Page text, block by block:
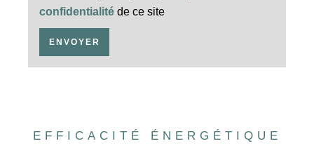
confidentialité de ce site
ENVOYER
EFFICACITÉ ÉNERGÉTIQUE